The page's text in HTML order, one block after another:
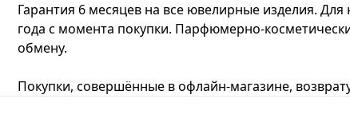
Гарантия 6 месяцев на все ювелирные изделия.
года с момента покупки. Парфюмерно-
обмену.
Покупки, совершённые в офлайн-магазине,